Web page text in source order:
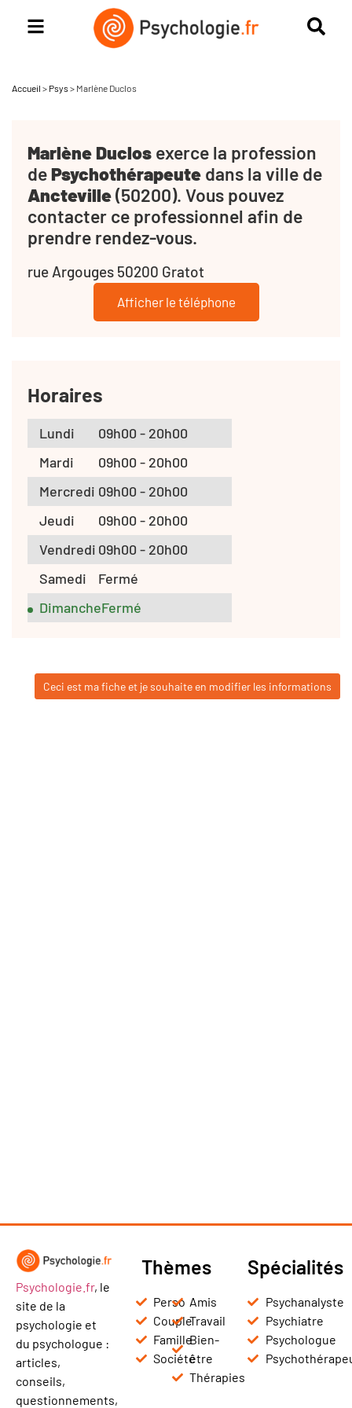
Accueil > Psys > Marlène Duclos
Marlène Duclos exerce la profession
dePsychothérapeute dans la ville de
Ancteville(50200). Vous pouvez
contacter ce professionnel afin de
prendre rendez-vous.
rue Argouges 50200 Gratot
Afficher le téléphone
Horaires
Lundi
09h00 - 20h00
Mardi
09h00 - 20h00
Mercredi 09h00 - 20h00
Jeudi
09h00 - 20h00
Vendredi 09h00 - 20h00
Samedi
Fermé
DimancheFermé
Ceci est ma fiche et je souhaite en modifier les informations
Psychologie.fr, le
site de la
psychologie et
du psychologue :
articles,
conseils,
questionnements,
Thèmes
Perso
Couple
Famille
Société
Amis
Travail
Bien-
être
Thérapies
Spécialités
Psychanalyste
Psychiatre
Psychologue